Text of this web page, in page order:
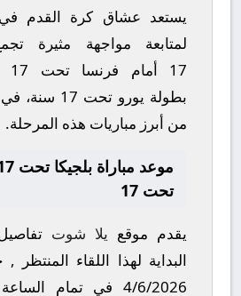
يستعد عشاق كرة القدم
لمتابعة مواجهة مثيرة
17 أمام فرنسا تحت 17
بطولة يورو تحت 17 سنة
،
من أبرز مباريات هذه المرحلة.
تحت 17
يقدم موقع يلا شوت
البداية لهذا اللقاء
4/6/2026في تمام الساعة